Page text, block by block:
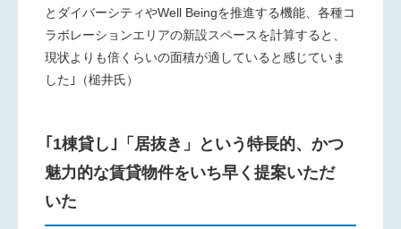
とダイバーシティやWell Beingを推進する機能、各種コ
ラボレーションエリアの新設スペースを計算すると、
現状よりも倍くらいの面積が適していると感じていま
した｣（槌井氏）
｢1棟貸し｣「居抜き」という特長的、かつ
魅力的な賃貸物件をいち早く提案いただ
いた